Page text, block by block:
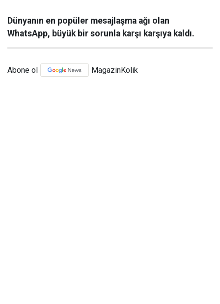
Dünyanın en popüler mesajlaşma ağı olan
WhatsApp, büyük bir sorunla karşı karşıya kaldı.
Abone ol MagazinKolik